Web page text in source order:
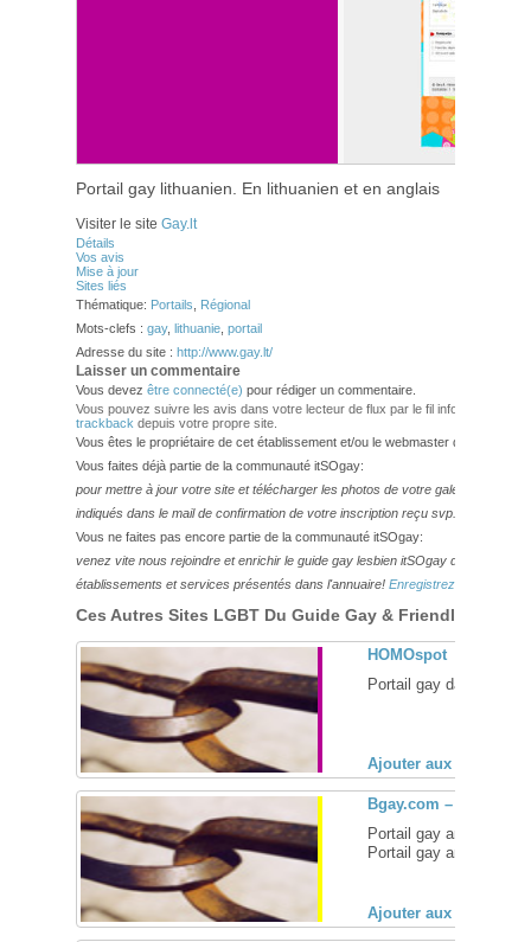
Portail gay lithuanien. En lithuanien et en anglais
Visiter le site Gay.lt
Détails
Vos avis
Mise à jour
Sites liés
Thématique: Portails
Régional
Mots-clefs : gay, lithuanie portail
Adresse du site : http://www.gay.lt/
Laisser un commentaire
Vous devez être connecté(e) pour rédiger un commentaire.
Vous pouvez suivre les avis dans votre lecteur de flux par le fil info
trackback depuis votre propre site.
Vous êtes le propriétaire de cet établissement et/ou le webmaster de ce site?
Vous faites déjà partie de la communauté itSOgay:
pour mettre à jour votre site et télécharger les photos de votre galerie,
indiqués dans le mail de confirmation de votre inscription reçu svp.
Vous ne faites pas encore partie de la communauté itSOgay:
venez vite nous rejoindre et enrichir le guide gay lesbien itSOgay de vos
établissements et services présentés dans l'annuaire! Enregistrez-vous ici!
Ces Autres Sites LGBT Du Guide Gay & Friendly
HOMOspot
Portail gay danois ... [
Ajouter aux favoris
Bgay.com – It's so
Portail gay américain :
Portail gay américain
Ajouter aux favoris